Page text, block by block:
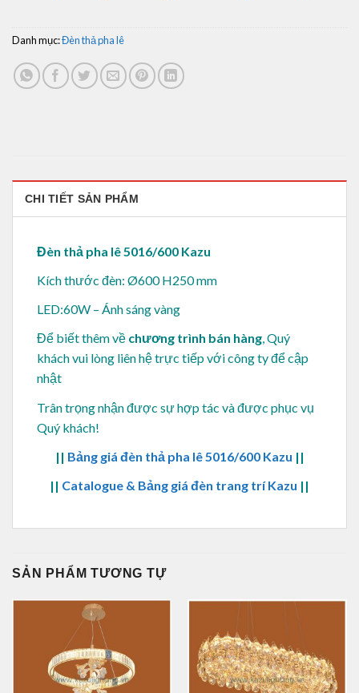
Danh mục:Đèn thả pha lê
CHI TIẾT SẢN PHẨM
Đèn thả pha lê 5016/600 Kazu
Kích thước đèn: Ø600 H250 mm
LED:60W – Ánh sáng vàng
Để biết thêm về chương trình bán hàng, Quý
khách vui lòng liên hệ trực tiếp với công ty để cập
nhật
Trân trọng nhận được sự hợp tác và được phục vụ
Quý khách!
|| Bảng giá đèn thả pha lê 5016/600 Kazu ||
|| Catalogue & Bảng giá đèn trang trí Kazu ||
SẢN PHẨM TƯƠNG TỰ